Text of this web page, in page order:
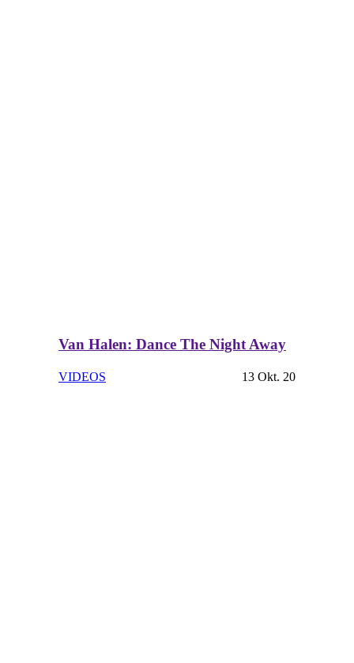
Van Halen: Dance The Night Away
VIDEOS 13 Okt. 20